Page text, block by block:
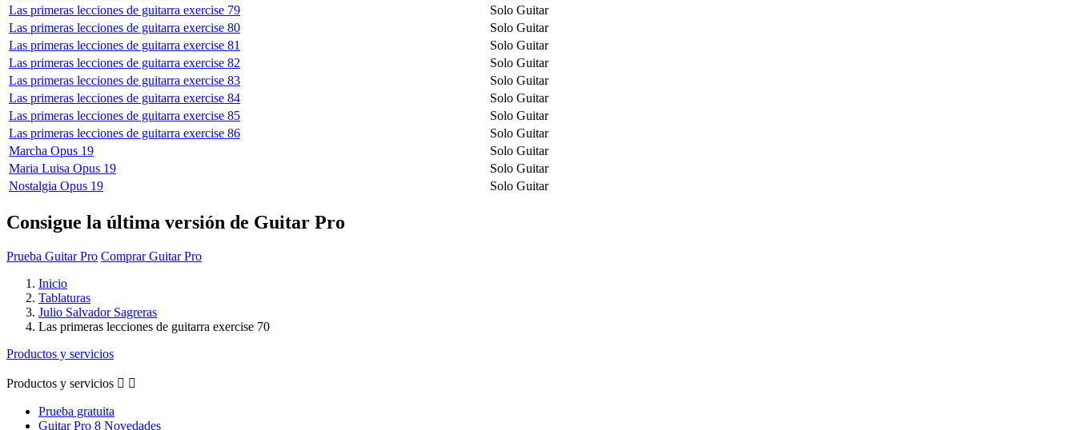
Las primeras lecciones de guitarra exercise 79
Solo Guitar
Las primeras lecciones de guitarra exercise 80
Solo Guitar
Las primeras lecciones de guitarra exercise 81
Solo Guitar
Las primeras lecciones de guitarra exercise 82
Solo Guitar
Las primeras lecciones de guitarra exercise 83
Solo Guitar
Las primeras lecciones de guitarra exercise 84
Solo Guitar
Las primeras lecciones de guitarra exercise 85
Solo Guitar
Las primeras lecciones de guitarra exercise 86
Solo Guitar
Marcha Opus 19
Solo Guitar
Maria Luisa Opus 19
Solo Guitar
Nostalgia Opus 19
Solo Guitar
Consigue la última versión de Guitar Pro
Prueba Guitar Pro Comprar Guitar Pro
Inicio
Tablaturas
Julio Salvador Sagreras
Las primeras lecciones de guitarra exercise 70
Productos y servicios
Productos y servicios  
Prueba gratuita
Guitar Pro 8 Novedades